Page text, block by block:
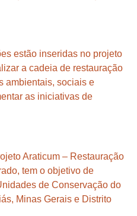
estão inseridas no projeto
a cadeia de restauração
ambientais, sociais e
as iniciativas de
Araticum – Restauração
tem o objetivo de
de Conservação do
Minas Gerais e Distrito